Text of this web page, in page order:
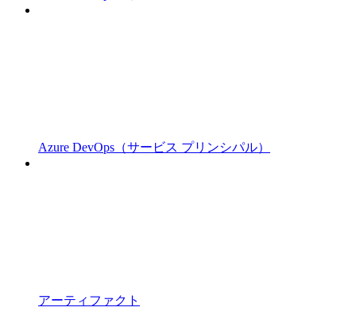
Azure DevOps（サービス プリンシパル）
アーティファクト